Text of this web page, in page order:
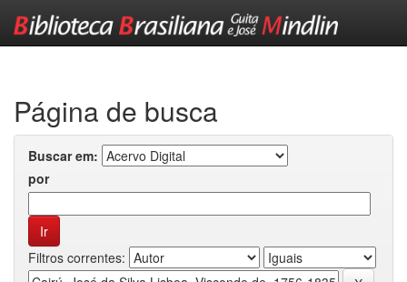
Página de busca
Buscar em:
por
Filtros correntes: